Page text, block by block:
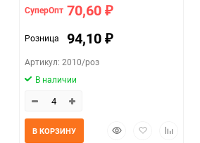
СуперОпт 70,60 ₽
Розница 94,10 ₽
Артикул: 2010/роз
В наличии
БыстрыйДобавитьДобавить
В КОРЗИНУ